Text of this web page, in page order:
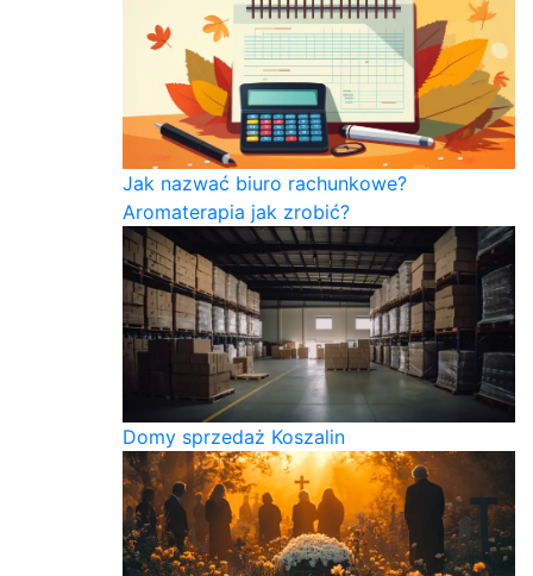
Jak nazwać biuro rachunkowe?
Aromaterapia jak zrobić?
Domy sprzedaż Koszalin